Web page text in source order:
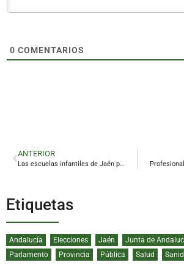
0 COMENTARIOS
ANTERIOR
Las escuelas infantiles de Jaén protestan por una mejora en sus condiciones laborales
Etiquetas
Andalucía Elecciones Jaén Junta de
Parlamento
Provincia Pública Salud